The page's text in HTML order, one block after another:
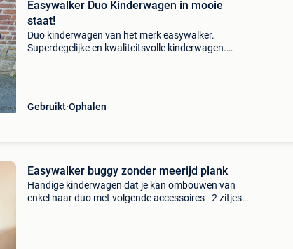
Easywalker Duo Kinderwagen in mooie
staat!
Duo kinderwagen van het merk easywalker.
Superdegelijke en kwaliteitsvolle kinderwagen.
Gebruikt Ophalen
Easywalker buggy zonder meerijd plank
Handige kinderwagen dat je kan ombouwen van
enkel naar duo met volgende accessoires - 2 zitjes -